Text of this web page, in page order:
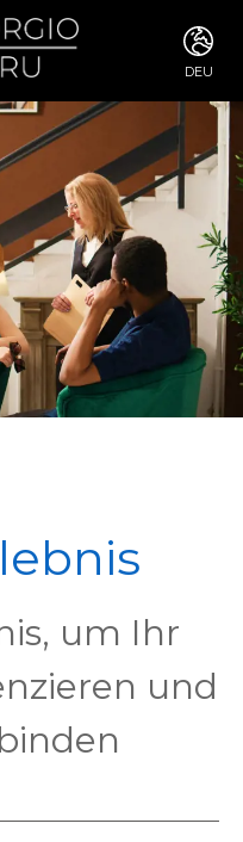
DEU
FRA
RUS
CHI
JPN
SVE
POR
ARA
DUT
KOR
um Ihr
und